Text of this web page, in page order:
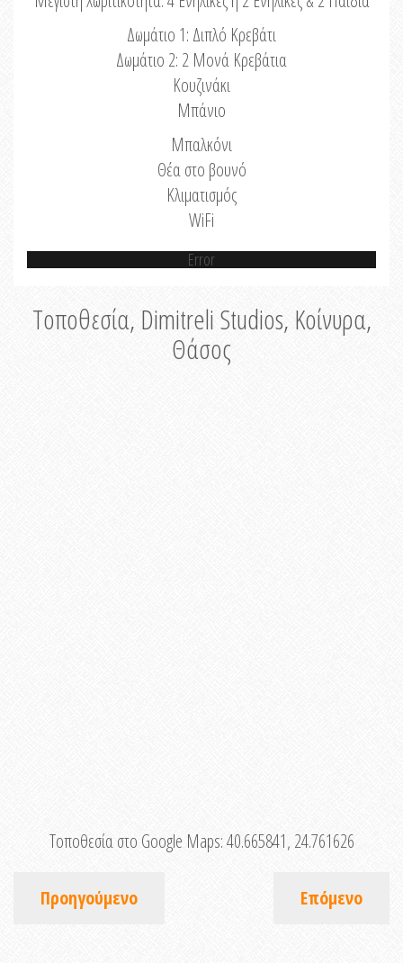
Δωμάτιο 1: Διπλό Κρεβάτι
Δωμάτιο 2: 2 Μονά Κρεβάτια
Κουζινάκι
Μπάνιο
Μπαλκόνι
Θέα στο βουνό
Κλιματισμός
WiFi
Error
Τοποθεσία, Dimitreli Studios, Κοίνυρα,
Θάσος
Τοποθεσία στο Google Maps:40.665841, 24.761626
Προηγούμενο Επόμενο